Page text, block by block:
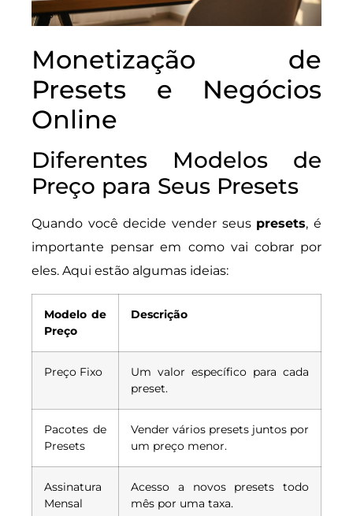
Monetização de
Presets e Negócios
Online
Diferentes Modelos de
Preço para Seus Presets
Quando você decide vender seus presets, é
importante pensar em como vai cobrar por
eles. Aqui estão algumas ideias:
Modelo de
Preço
Descrição
Preço Fixo
Um valor específico para cada
preset.
Pacotes de
Presets
Vender vários presets juntos por
um preço menor.
Assinatura
Mensal
Acesso a novos presets todo
mês por uma taxa.